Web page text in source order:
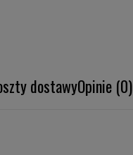
dostawyOpinie (0)